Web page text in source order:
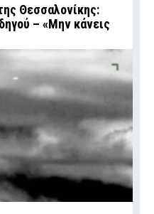
Θεσσαλονίκης:
– «Μην κάνεις